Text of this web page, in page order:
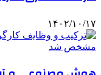
۱۴۰۲/۱۰/۱۷